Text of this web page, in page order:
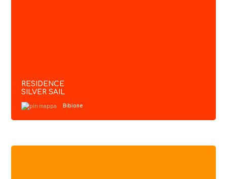
RESIDENCE
SILVER SAIL
Bibione